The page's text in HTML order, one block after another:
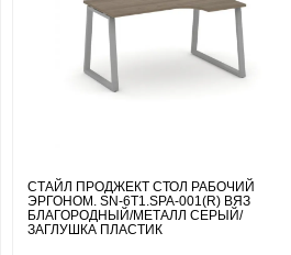
СТАЙЛ ПРОДЖЕКТ СТОЛ РАБОЧИЙ
ЭРГОНОМ. SN-6T1.SPA-001(R) ВЯЗ
БЛАГОРОДНЫЙ/МЕТАЛЛ СЕРЫЙ/
ЗАГЛУШКА ПЛАСТИК